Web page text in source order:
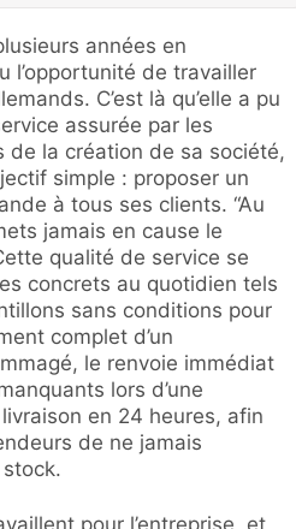
années en
l’opportunité de travailler
C’est là qu’elle a pu
assurée par les
de la création de sa société,
simple : proposer un
à tous ses clients. “Au
jamais en cause le
qualité de service se
concrets au quotidien tels
sans conditions pour
complet d’un
le renvoie immédiat
lors d’une
en 24 heures, afin
de ne jamais
pour l’entreprise, et